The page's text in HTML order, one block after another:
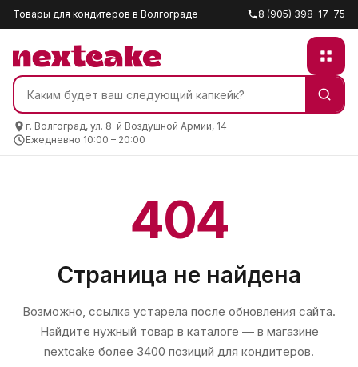
Товары для кондитеров в Волгограде 8 (905) 398-17-75
г. Волгоград, ул. 8-й Воздушной Армии, 14
Ежедневно 10:00 – 20:00
404
Страница не найдена
Возможно, ссылка устарела после обновления сайта.
Найдите нужный товар в каталоге — в магазине
nextcake более 3400 позиций для кондитеров.